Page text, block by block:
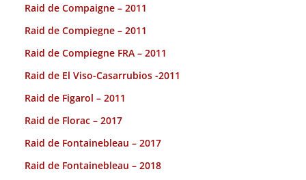
Raid de Compaigne – 2011
Raid de Compiegne – 2011
Raid de Compiegne FRA – 2011
Raid de El Viso-Casarrubios -2011
Raid de Figarol – 2011
Raid de Florac – 2017
Raid de Fontainebleau – 2017
Raid de Fontainebleau – 2018